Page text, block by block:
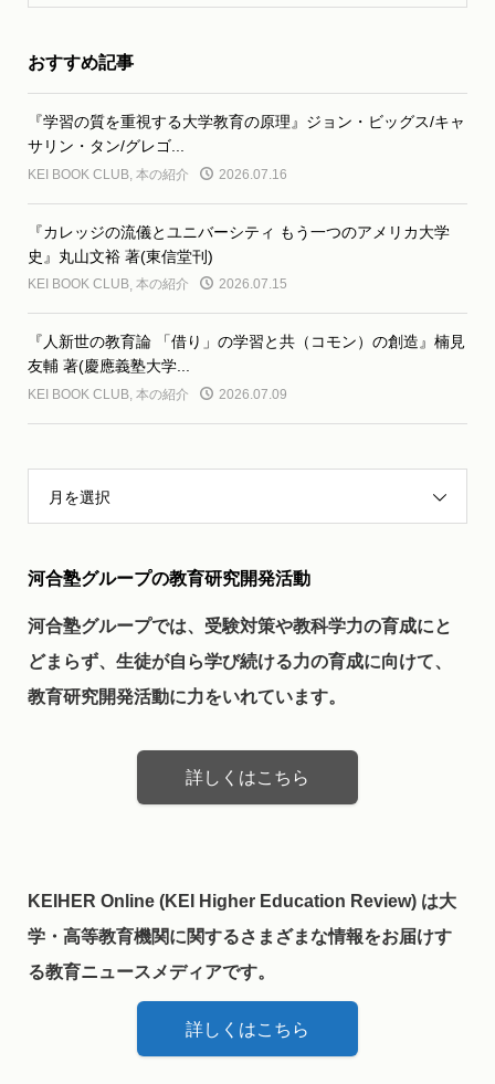
おすすめ記事
『学習の質を重視する大学教育の原理』ジョン・ビッグス/キャ
サリン・タン/グレゴ...
KEI BOOK CLUB, 本の紹介 2026.07.16
『カレッジの流儀とユニバーシティ もう一つのアメリカ大学
史』丸山文裕 著(東信堂刊)
KEI BOOK CLUB, 本の紹介 2026.07.15
『人新世の教育論 「借り」の学習と共（コモン）の創造』楠見
友輔 著(慶應義塾大学...
KEI BOOK CLUB, 本の紹介 2026.07.09
月を選択
河合塾グループの教育研究開発活動
河合塾グループでは、受験対策や教科学力の育成にと
どまらず、生徒が自ら学び続ける力の育成に向けて、
教育研究開発活動に力をいれています。
詳しくはこちら
KEIHER Online (KEI Higher Education Review) は大
学・高等教育機関に関するさまざまな情報をお届けす
る教育ニュースメディアです。
詳しくはこちら